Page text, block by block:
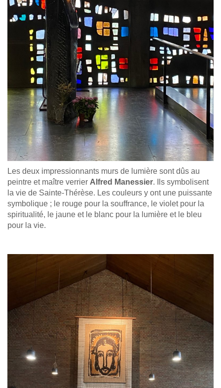
Les deux impressionnants murs de lumière sont dûs au
peintre et maître verrier Alfred Manessier. Ils symbolisent
la vie de Sainte-Thérèse. Les couleurs y ont une puissante
symbolique ; le rouge pour la souffrance, le violet pour la
spiritualité, le jaune et le blanc pour la lumière et le bleu
pour la vie.